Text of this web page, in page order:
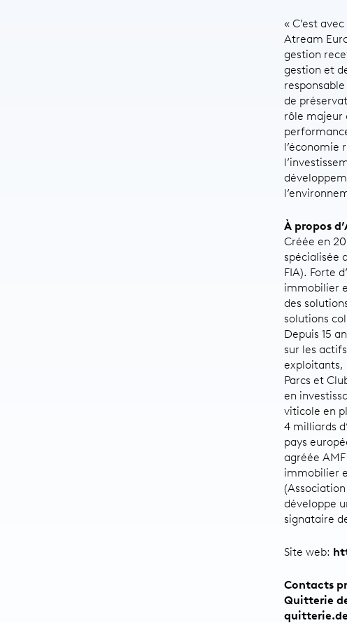
« C’est
Atream
gestion
gestion et
de
rôle majeur
l’économie
À propos
Créée en
spécialisée
FIA). Forte
immobilier
des
solutions
Depuis 15
sur les
exploitants,
Parcs et
en
viticole en
4 milliards
pays
agréée
immobilier
développe
signataire
Site web:
Contacts
Quitterie